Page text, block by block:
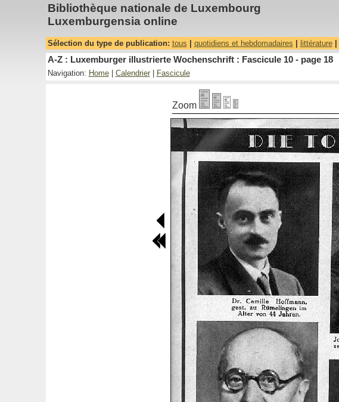
Bibliothèque nationale de Luxembourg
Luxemburgensia online
Sélection du type de publication: tous quotidiens et hebdomadaires littérature|
A-Z : Luxemburger illustrierte Wochenschrift : Fascicule 10 - page 18
Navigation: Home| Calendrier| Fascicule
Zoom